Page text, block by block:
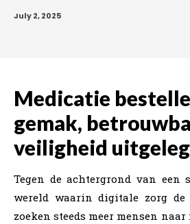
July 2, 2025
Medicatie
gemak,
veiligheid
Tegen de achtergrond van een
wereld waarin digitale zorg de
zoeken steeds meer mensen